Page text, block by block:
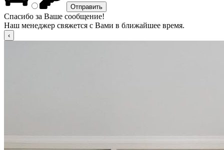
Спасибо за Ваше сообщение!
Наш менеджер свяжется с Вами в ближайшее время.